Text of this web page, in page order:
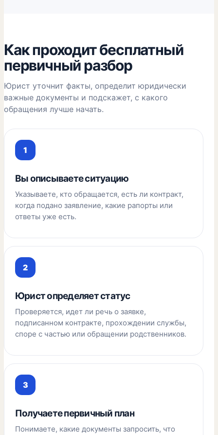
Как проходит бесплатный
первичный разбор
Юрист уточнит факты, определит юридически
важные документы и подскажет, с какого
обращения лучше начать.
Вы описываете ситуацию
Указываете, кто обращается, есть ли контракт,
когда подано заявление, какие рапорты или
ответы уже есть.
Юрист определяет статус
Проверяется, идет ли речь о заявке,
подписанном контракте, прохождении службы,
споре с частью или обращении родственников.
Получаете первичный план
Понимаете, какие документы запросить, что